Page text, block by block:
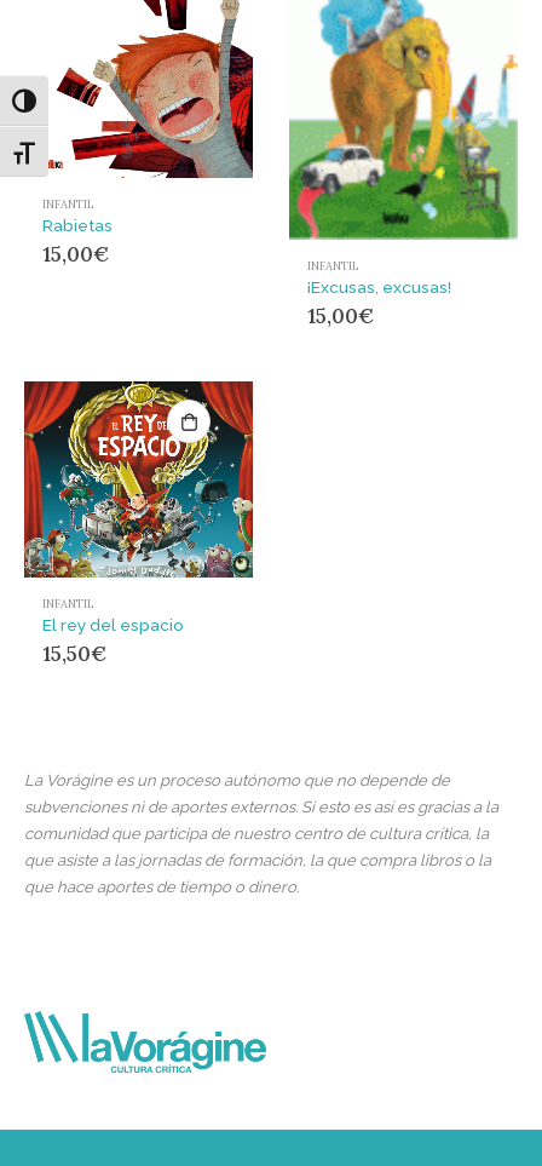
Alternar alto contraste
Alternar tamaño de letra
INFANTIL
Rabietas
15,00€ INFANTIL
¡Excusas, excusas!
15,00€
INFANTIL
El rey del espacio
15,50€
La Vorágine es un proceso autónomo que no depende de
subvenciones ni de aportes externos. Si esto es así es gracias a la
comunidad que participa de nuestro centro de cultura crítica, la
que asiste a las jornadas de formación, la que compra libros o la
que hace aportes de tiempo o dinero.